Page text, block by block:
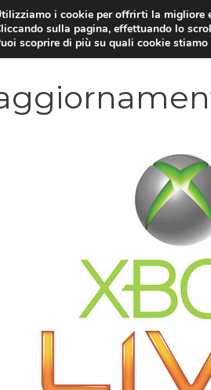
i cookie per offrirti la migliore
sulla pagina, effettuando lo
scoprire di più su quali cookie